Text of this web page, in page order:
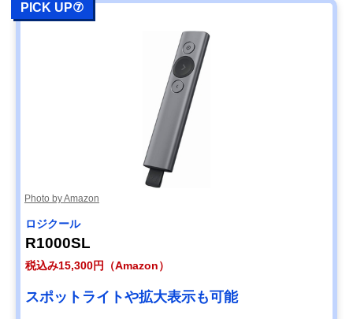
PICK UP⑦
Photo by Amazon
ロジクール
R1000SL
税込み15,300円（Amazon）
スポットライトや拡大表示も可能